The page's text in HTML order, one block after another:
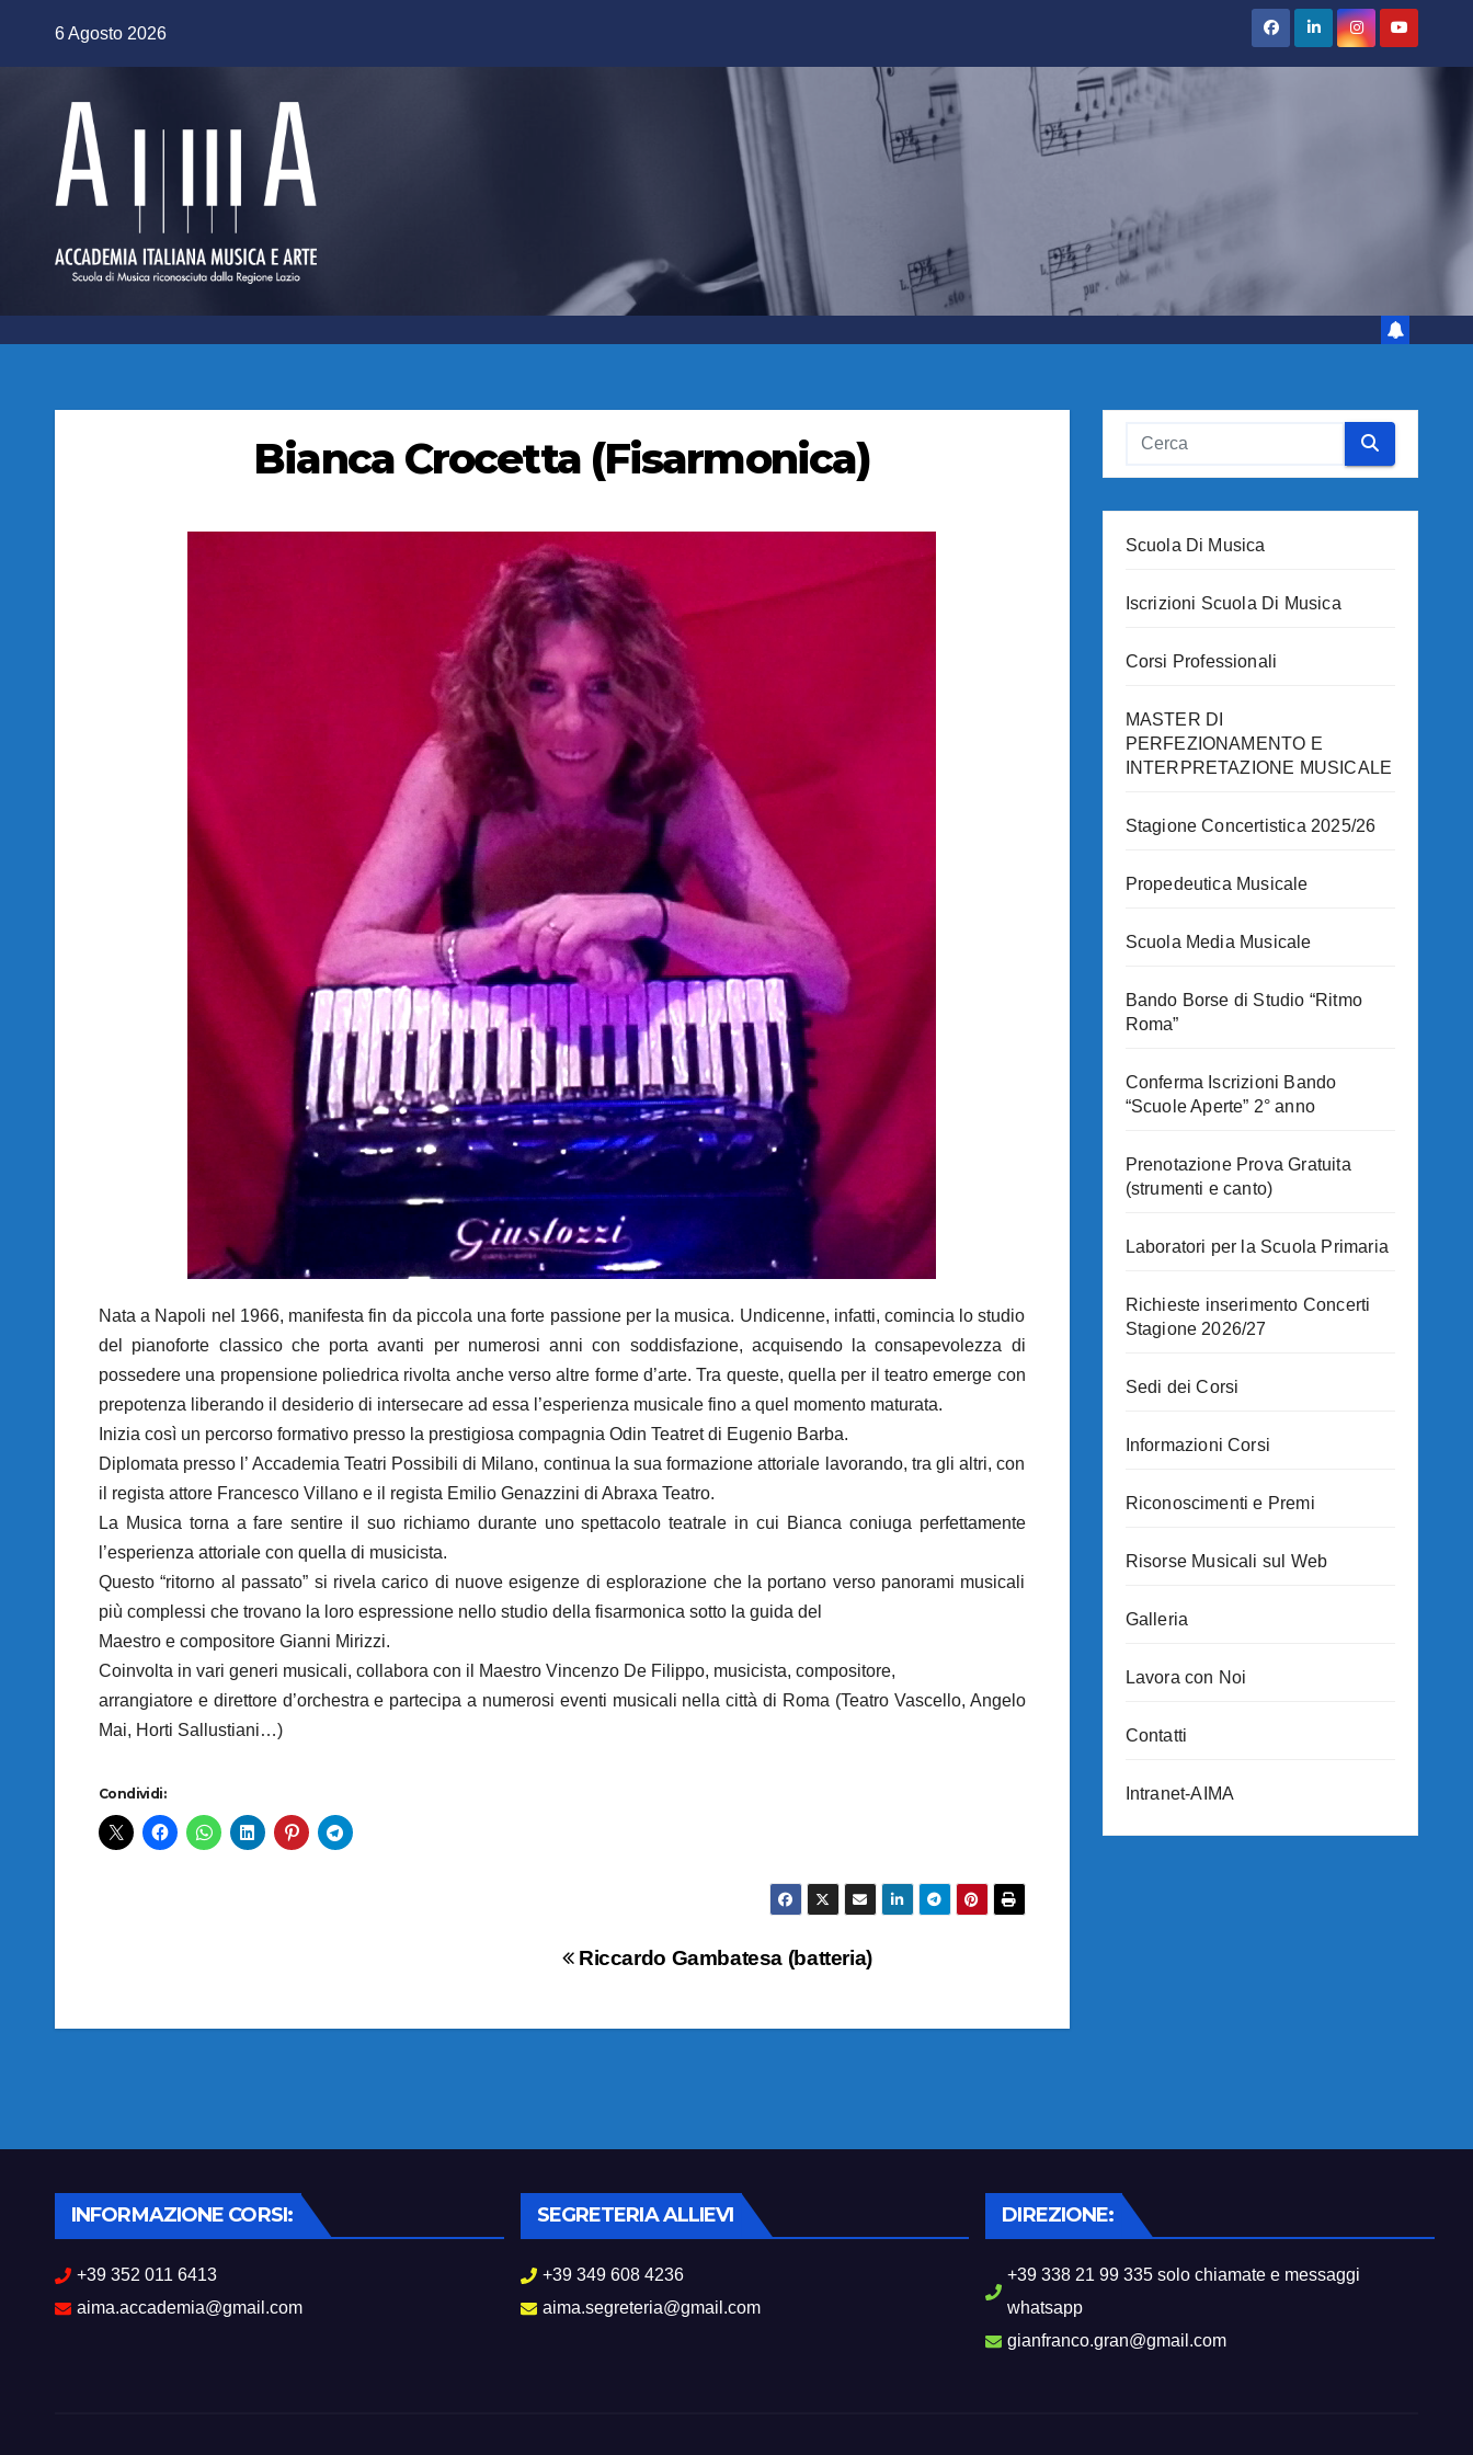
6 Agosto 2026
Bianca Crocetta (Fisarmonica)
Nata a Napoli nel 1966, manifesta fin da piccola una forte passione per la musica. Undicenne, infatti, comincia lo studio
del pianoforte classico che porta avanti per numerosi anni con soddisfazione, acquisendo la consapevolezza di
possedere una propensione poliedrica rivolta anche verso altre forme d’arte. Tra queste, quella per il teatro emerge con
prepotenza liberando il desiderio di intersecare ad essa l’esperienza musicale fino a quel momento maturata.
Inizia così un percorso formativo presso la prestigiosa compagnia Odin Teatret di Eugenio Barba.
Diplomata presso l’ Accademia Teatri Possibili di Milano, continua la sua formazione attoriale lavorando, tra gli altri, con
il regista attore Francesco Villano e il regista Emilio Genazzini di Abraxa Teatro.
La Musica torna a fare sentire il suo richiamo durante uno spettacolo teatrale in cui Bianca coniuga perfettamente
l’esperienza attoriale con quella di musicista.
Questo “ritorno al passato” si rivela carico di nuove esigenze di esplorazione che la portano verso panorami musicali
più complessi che trovano la loro espressione nello studio della fisarmonica sotto la guida del
Maestro e compositore Gianni Mirizzi.
Coinvolta in vari generi musicali, collabora con il Maestro Vincenzo De Filippo, musicista, compositore,
arrangiatore e direttore d’orchestra e partecipa a numerosi eventi musicali nella città di Roma (Teatro Vascello, Angelo
Mai, Horti Sallustiani…)
Condividi:
Riccardo Gambatesa (batteria)
Scuola Di Musica
Iscrizioni Scuola Di Musica
Corsi Professionali
MASTER DI
PERFEZIONAMENTO E
INTERPRETAZIONE MUSICALE
Stagione Concertistica 2025/26
Propedeutica Musicale
Scuola Media Musicale
Bando Borse di Studio “Ritmo
Roma”
Conferma Iscrizioni Bando
“Scuole Aperte” 2° anno
Prenotazione Prova Gratuita
(strumenti e canto)
Laboratori per la Scuola Primaria
Richieste inserimento Concerti
Stagione 2026/27
Sedi dei Corsi
Informazioni Corsi
Riconoscimenti e Premi
Risorse Musicali sul Web
Galleria
Lavora con Noi
Contatti
Intranet-AIMA
INFORMAZIONE CORSI:
+39 352 011 6413
aima.accademia@gmail.com
SEGRETERIA ALLIEVI
+39 349 608 4236
aima.segreteria@gmail.com
DIREZIONE:
+39 338 21 99 335 solo chiamate e messaggi
whatsapp
gianfranco.gran@gmail.com